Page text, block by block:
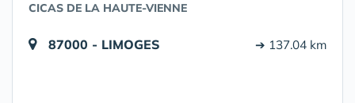
CICAS DE LA HAUTE-VIENNE
87000 - LIMOGES ➔ 137.04 km